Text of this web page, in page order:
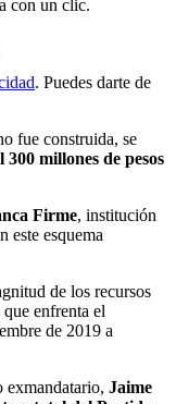
con un clic.
. Puedes darte de
fue construida, se
300 millones de pesos
Firme, institución
este esquema
de los recursos
enfrenta el
de 2019 a
exmandatario, Jaime